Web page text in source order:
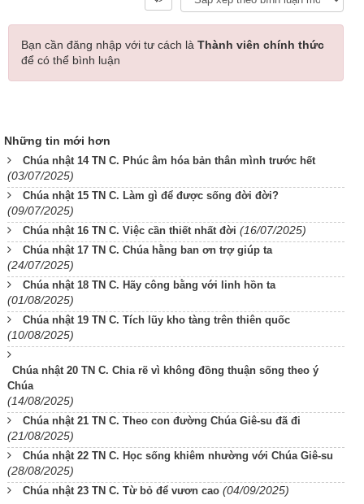
Bạn cần đăng nhập với tư cách là Thành viên chính thức
để có thể bình luận
Những tin mới hơn
Chúa nhật 14 TN C. Phúc âm hóa bản thân mình trước hết
(03/07/2025)
Chúa nhật 15 TN C. Làm gì để được sống đời đời?
(09/07/2025)
Chúa nhật 16 TN C. Việc cần thiết nhất đời (16/07/2025)
Chúa nhật 17 TN C. Chúa hằng ban ơn trợ giúp ta
(24/07/2025)
Chúa nhật 18 TN C. Hãy công bằng với linh hồn ta
(01/08/2025)
Chúa nhật 19 TN C. Tích lũy kho tàng trên thiên quốc
(10/08/2025)
Chúa nhật 20 TN C. Chia rẽ vì không đồng thuận sống theo ý
Chúa
(14/08/2025)
Chúa nhật 21 TN C. Theo con đường Chúa Giê-su đã đi
(21/08/2025)
Chúa nhật 22 TN C. Học sống khiêm nhường với Chúa Giê-su
(28/08/2025)
Chúa nhật 23 TN C. Từ bỏ để vươn cao (04/09/2025)